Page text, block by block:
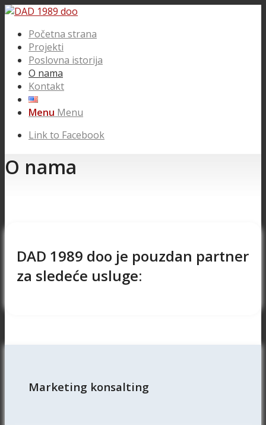
Početna strana
Projekti
Poslovna istorija
O nama
Kontakt
Menu Menu
Link to Facebook
O nama
DAD 1989 doo je pouzdan partner
za sledeće usluge:
Marketing konsalting